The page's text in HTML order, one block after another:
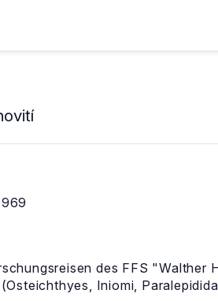
des FFS
Iniomi,